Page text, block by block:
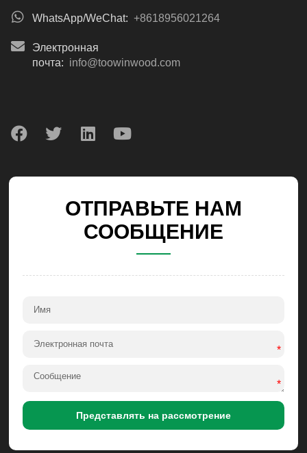
WhatsApp/WeChat: +8618956021264
Электронная
почта: info@toowinwood.com
ОТПРАВЬТЕ НАМ
СООБЩЕНИЕ
*
*
Представлять на рассмотрение